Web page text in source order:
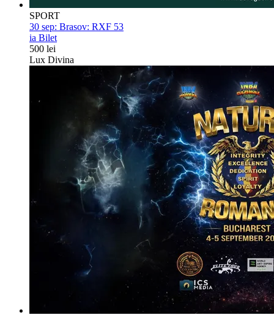
SPORT
30 sep: Brasov: RXF 53
ia Bilet
500 lei
Lux Divina